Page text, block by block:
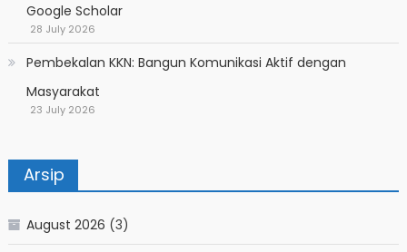
Google Scholar
28 July 2026
Pembekalan KKN: Bangun Komunikasi Aktif dengan
Masyarakat
23 July 2026
Arsip
August 2026 (3)